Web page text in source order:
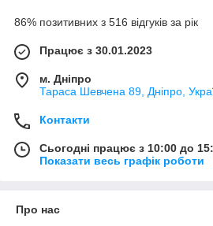
86% позитивних з 516 відгуків за рік
Працює з 30.01.2023
м. Дніпро
Тараса Шевчена 89, Дніпро,
Контакти
Сьогодні працює з 10:00 до
Показати весь графік роботи
Про нас